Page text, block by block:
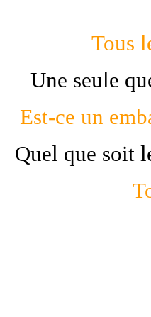
Tous
Une seule
Est-ce un
Quel que soit